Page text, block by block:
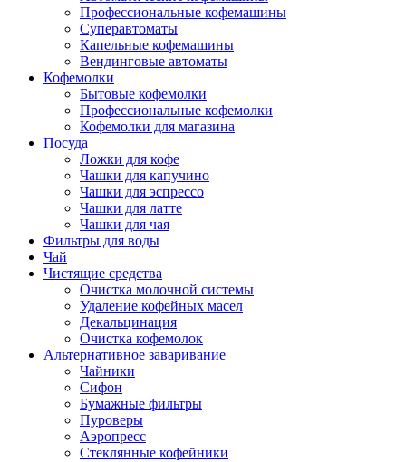
Профессиональные кофемашины
Суперавтоматы
Капельные кофемашины
Вендинговые автоматы
Кофемолки
Бытовые кофемолки
Профессиональные кофемолки
Кофемолки для магазина
Посуда
Ложки для кофе
Чашки для капучино
Чашки для эспрессо
Чашки для латте
Чашки для чая
Фильтры для воды
Чай
Чистящие средства
Очистка молочной системы
Удаление кофейных масел
Декальцинация
Очистка кофемолок
Альтернативное заваривание
Чайники
Сифон
Бумажные фильтры
Пуроверы
Аэропресс
Стеклянные кофейники